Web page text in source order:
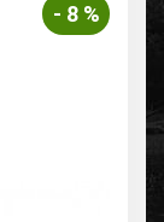
- 8 %